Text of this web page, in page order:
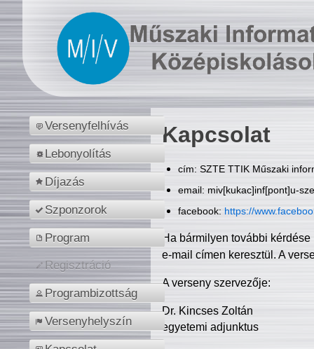
Versenyfelhívás
Lebonyolítás
Díjazás
Szponzorok
Program
Regisztráció
Programbizottság
Versenyhelyszín
Kapcsolat
cím: SZTE TTIK Műszaki
email: miv[kukac]inf[pont]u-
facebook: https://
Ha bármilyen további
e-mail címen keresztül. A
A verseny szervezője:
Dr. Kincses Zoltán
egyetemi adjunktus